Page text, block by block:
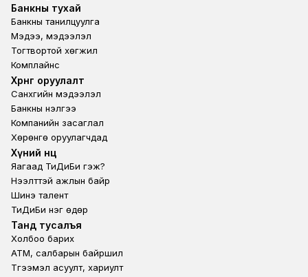
Footer
Банкны тухай
Банкны танилцуулга
Мэдээ, мэдээлэл
Тогтвортой хөгжил
Комплайнс
Footer third
Хөрөнгө оруулалт
Санхүүгийн мэдээлэл
Банкны үнэлгээ
Компанийн засаглал
Хөрөнгө оруулагчдад
Footer second
Хүний нөөц
Яагаад ТиДиБи гэж?
Нээлттэй ажлын байр
Шинэ талент
ТиДиБи нэг өдөр
Footer fourth
Танд тусалъя
Холбоо барих
ATM, салбарын байршил
Түгээмэл асуулт, хариулт